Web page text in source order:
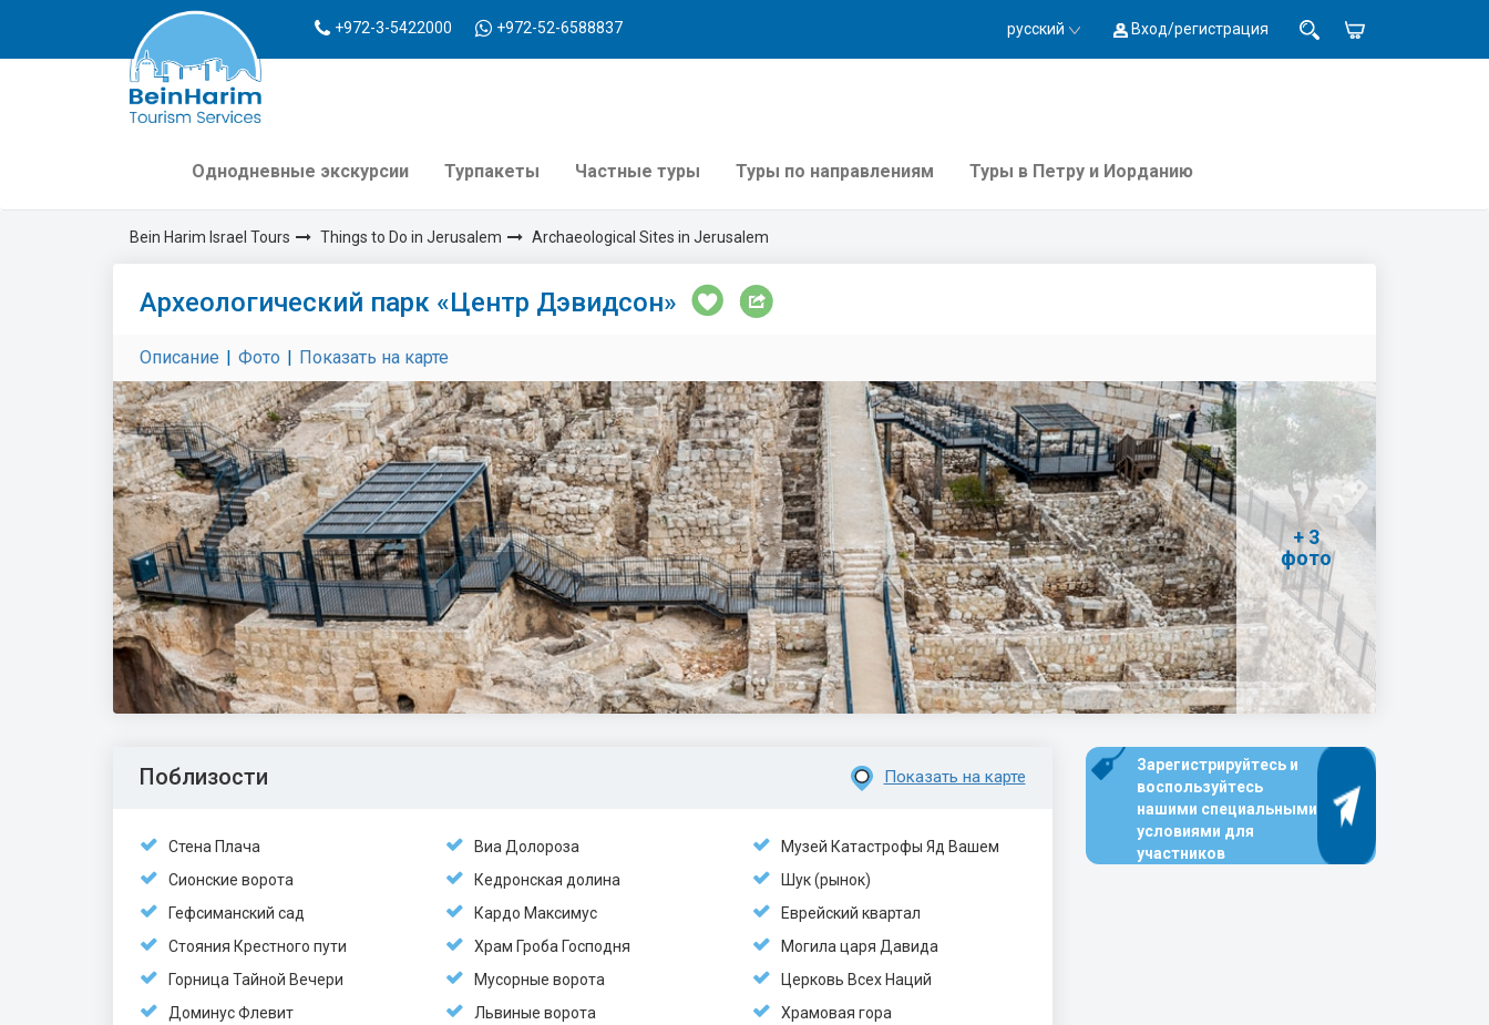
+972-3-5422000 +972-52-6588837 русский Вход/регистрация
Однодневные экскурсии Турпакеты Частные туры Туры по направлениям Туры в Петру и Иорданию
Bein Harim Israel Tours Things to Do in Jerusalem Archaeological Sites in Jerusalem
Археологический парк «Центр Дэвидсон»
Описание | Фото | Показать на карте
+ 3
фото
Поблизости Показать на карте
Стена Плача Виа Долороза
Музей Катастрофы Яд Вашем
Сионские ворота
Кедронская долина
Шук (рынок)
Гефсиманский сад
Кардо Максимус
Еврейский квартал
Стояния Крестного пути
Храм Гроба Господня
Могила царя Давида
Горница Тайной Вечери
Мусорные ворота
Церковь Всех Наций
Доминус Флевит
Львиные ворота
Храмовая гора
Зарегистрируйтесь и
воспользуйтесь
нашими специальными
условиями для
участников